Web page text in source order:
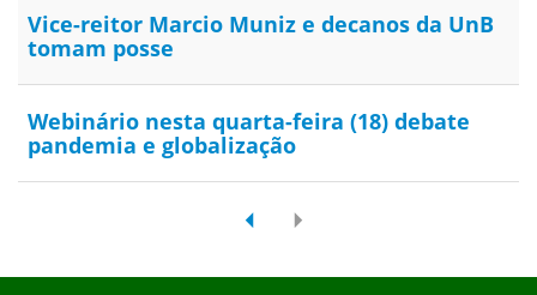
Vice-reitor Marcio Muniz e decanos da UnB
tomam posse
Webinário nesta quarta-feira (18) debate
pandemia e globalização